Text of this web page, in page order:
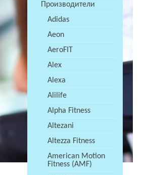
Производители
Adidas
Aeon
AeroFIT
Alex
Alexa
Alilife
Alpha Fitness
Altezani
Altezza Fitness
American Motion
Fitness (AMF)